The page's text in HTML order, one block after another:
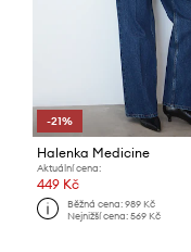
-21%
Halenka Medicine
Aktuální cena:
449 Kč
Běžná cena:989 Kč
Nejnižší cena:569 Kč